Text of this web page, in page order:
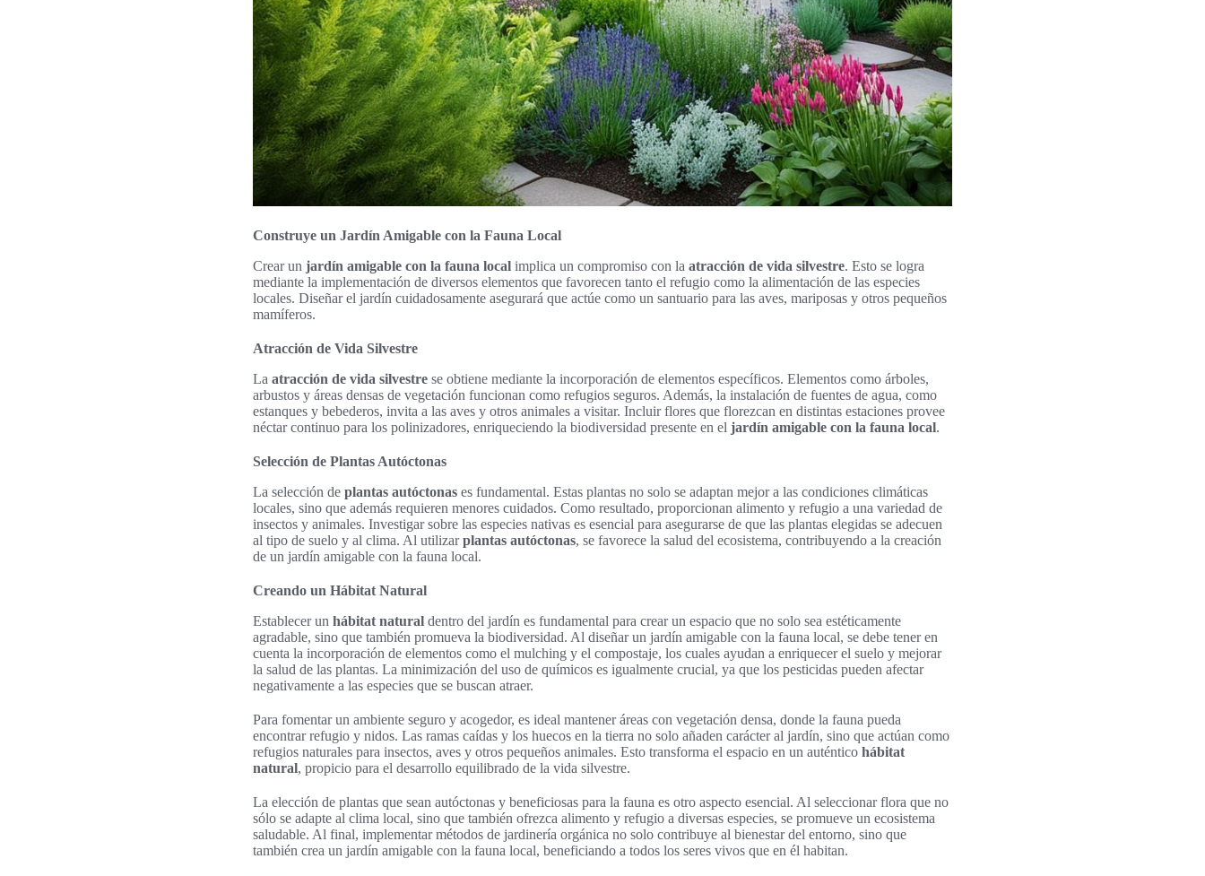
Construye un Jardín Amigable con la Fauna Local
Crear un jardín amigable con la fauna local implica un compromiso con la atracción de vida silvestre. Esto se logra
mediante la implementación de diversos elementos que favorecen tanto el refugio como la alimentación de las especies
locales. Diseñar el jardín cuidadosamente asegurará que actúe como un santuario para las aves, mariposas y otros pequeños
mamíferos.
Atracción de Vida Silvestre
La atracción de vida silvestre se obtiene mediante la incorporación de elementos específicos. Elementos como árboles,
arbustos y áreas densas de vegetación funcionan como refugios seguros. Además, la instalación de fuentes de agua, como
estanques y bebederos, invita a las aves y otros animales a visitar. Incluir flores que florezcan en distintas estaciones provee
néctar continuo para los polinizadores, enriqueciendo la biodiversidad presente en el jardín amigable con la fauna local.
Selección de Plantas Autóctonas
La selección de plantas autóctonas es fundamental. Estas plantas no solo se adaptan mejor a las condiciones climáticas
locales, sino que además requieren menores cuidados. Como resultado, proporcionan alimento y refugio a una variedad de
insectos y animales. Investigar sobre las especies nativas es esencial para asegurarse de que las plantas elegidas se adecuen
al tipo de suelo y al clima. Al utilizarplantas autóctonas, se favorece la salud del ecosistema, contribuyendo a la creación
de un jardín amigable con la fauna local.
Creando un Hábitat Natural
Establecer un hábitat natural dentro del jardín es fundamental para crear un espacio que no solo sea estéticamente
agradable, sino que también promueva la biodiversidad. Al diseñar un jardín amigable con la fauna local, se debe tener en
cuenta la incorporación de elementos como el mulching y el compostaje, los cuales ayudan a enriquecer el suelo y mejorar
la salud de las plantas. La minimización del uso de químicos es igualmente crucial, ya que los pesticidas pueden afectar
negativamente a las especies que se buscan atraer.
Para fomentar un ambiente seguro y acogedor, es ideal mantener áreas con vegetación densa, donde la fauna pueda
encontrar refugio y nidos. Las ramas caídas y los huecos en la tierra no solo añaden carácter al jardín, sino que actúan como
refugios naturales para insectos, aves y otros pequeños animales. Esto transforma el espacio en un auténtico hábitat
natural, propicio para el desarrollo equilibrado de la vida silvestre.
La elección de plantas que sean autóctonas y beneficiosas para la fauna es otro aspecto esencial. Al seleccionar flora que no
sólo se adapte al clima local, sino que también ofrezca alimento y refugio a diversas especies, se promueve un ecosistema
saludable. Al final, implementar métodos de jardinería orgánica no solo contribuye al bienestar del entorno, sino que
también crea un jardín amigable con la fauna local, beneficiando a todos los seres vivos que en él habitan.